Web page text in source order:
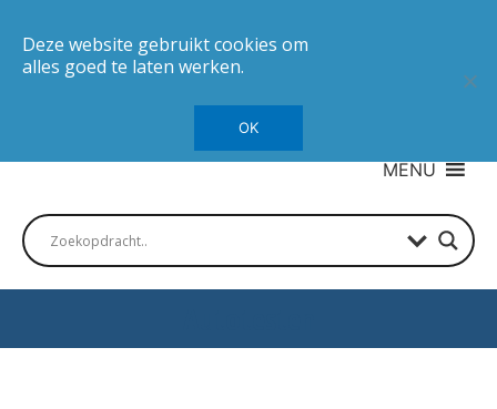
MENU
Deze website gebruikt cookies om
alles goed te laten werken.
OK